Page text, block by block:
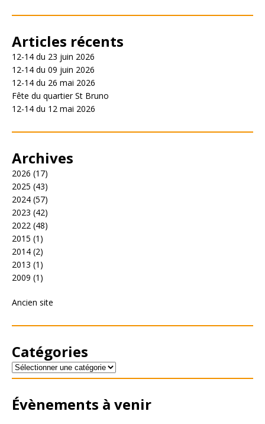
Articles récents
12-14 du 23 juin 2026
12-14 du 09 juin 2026
12-14 du 26 mai 2026
Fête du quartier St Bruno
12-14 du 12 mai 2026
Archives
2026 (17)
2025 (43)
2024 (57)
2023 (42)
2022 (48)
2015 (1)
2014 (2)
2013 (1)
2009 (1)
Ancien site
Catégories
Évènements à venir